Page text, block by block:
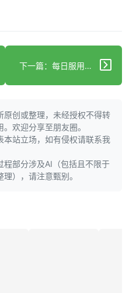
下一篇：每日服用2便士药片可降低24%肠癌死亡风险
原创或整理，未经授权不得转
欢迎分享至朋友圈。
本站立场，如有侵权请联系我
程部分涉及AI（包括且不限于
），请注意甄别。